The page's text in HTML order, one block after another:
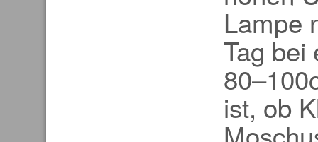
Lampe
Tag bei
ist, ob